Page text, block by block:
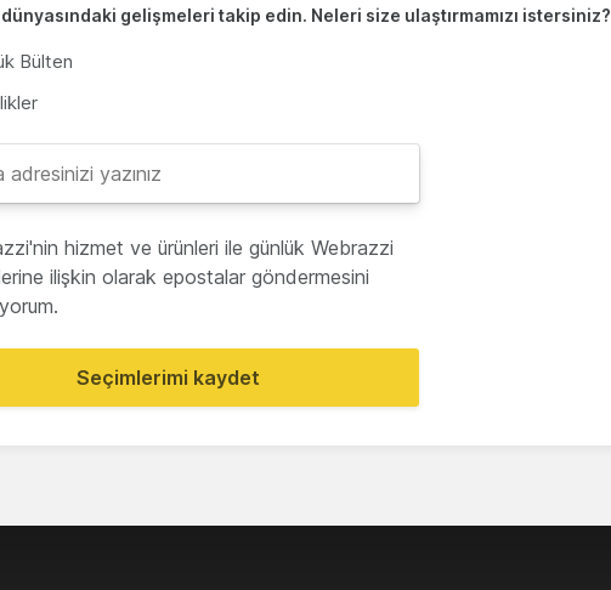
gelişmeleri takip edin. Neleri size ulaştırmamızı istersiniz?
Bülten
hizmet ve ürünleri ile günlük Webrazzi
ilişkin olarak epostalar göndermesini
Seçimlerimi kaydet